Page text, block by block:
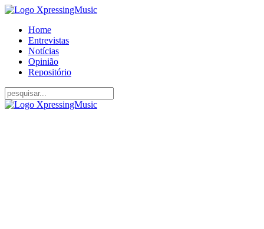
Home
Entrevistas
Notícias
Opinião
Repositório